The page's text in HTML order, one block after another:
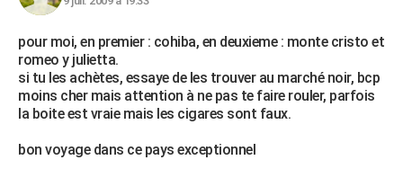
pour moi, en premier : cohiba, en deuxieme : monte cristo et
romeo y julietta.
si tu les achètes, essaye de les trouver au marché noir, bcp
moins cher mais attention à ne pas te faire rouler, parfois
la boite est vraie mais les cigares sont faux.
bon voyage dans ce pays exceptionnel